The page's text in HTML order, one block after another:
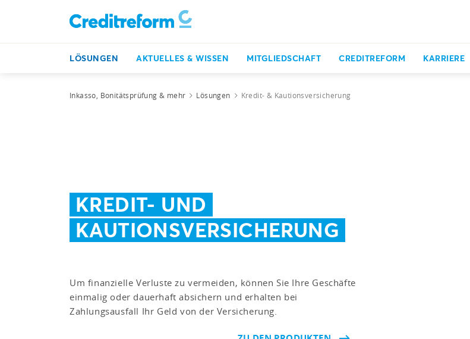
LÖSUNGEN AKTUELLES & WISSEN MITGLIEDSCHAFT CREDITREFORM KARRIERE
Inkasso, Bonitätsprüfung & mehr Lösungen Kredit- & Kautionsversicherung
KREDIT- UND
KAUTIONSVERSICHERUNG
Um finanzielle Verluste zu vermeiden, können Sie Ihre Geschäfte
einmalig oder dauerhaft absichern und erhalten bei
Zahlungsausfall Ihr Geld von der Versicherung.